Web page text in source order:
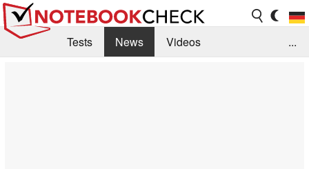
Tests News
Videos
...